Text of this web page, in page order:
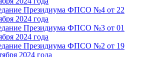
Президиума ФПСО №4 от 22
2024 года
Президиума ФПСО №3 от 01
2024 года
Президиума ФПСО №2 от 19
2024 года